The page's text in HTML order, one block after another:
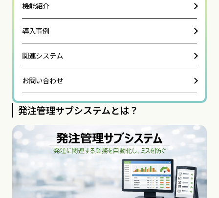
機能紹介
導入事例
関連システム
お問い合わせ
発注管理サブシステムとは？